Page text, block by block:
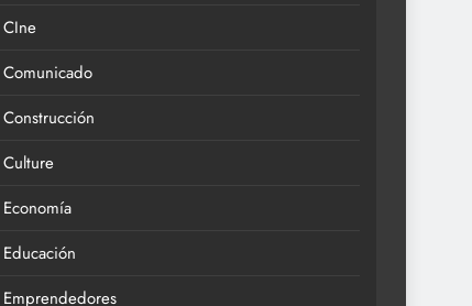
CIne
Comunicado
Construcción
Culture
Economía
Educación
Emprendedores